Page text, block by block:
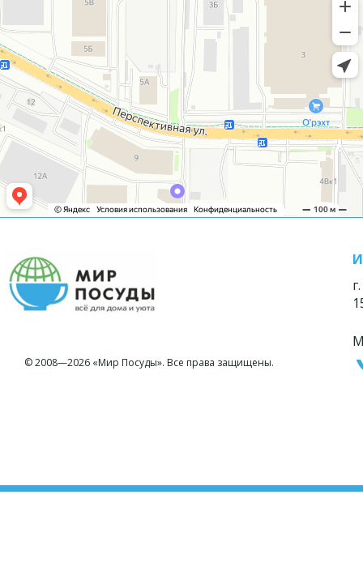
© 2008—2026 «Мир Посуды». Все права защищены.